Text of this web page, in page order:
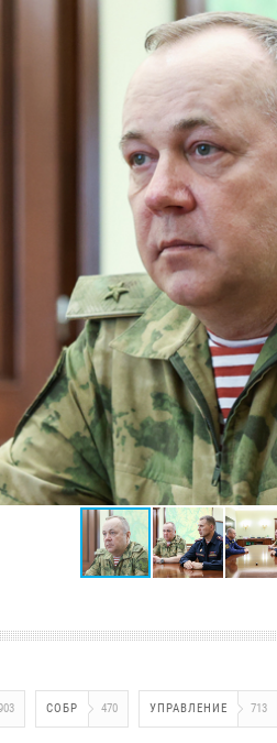
СОБР 470 УПРАВЛЕНИЕ 713